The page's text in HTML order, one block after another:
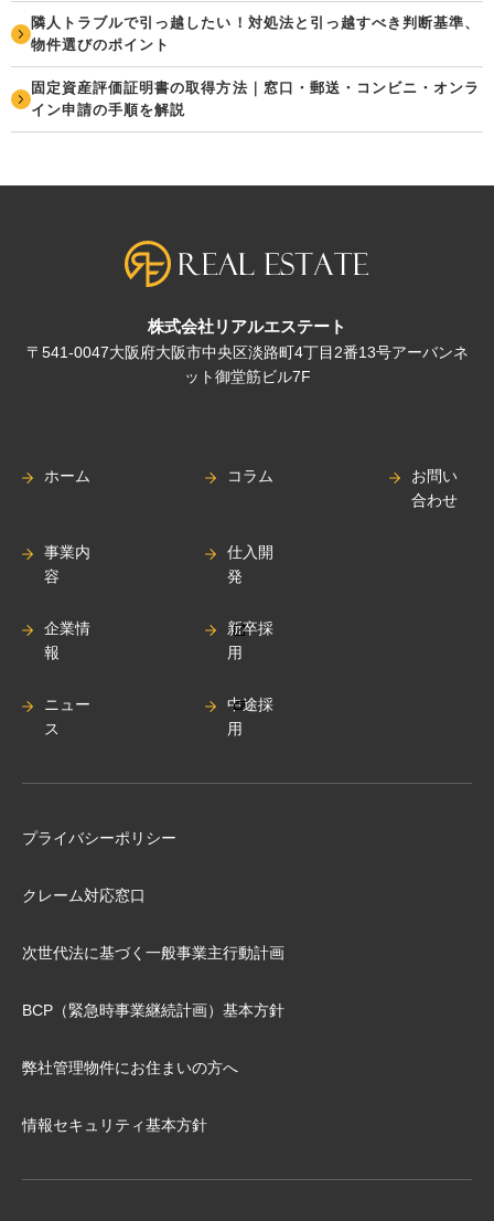
隣人トラブルで引っ越したい！対処法と引っ越すべき判断基準、
物件選びのポイント
固定資産評価証明書の取得方法｜窓口・郵送・コンビニ・オンラ
イン申請の手順を解説
株式会社リアルエステート
〒541-0047大阪府大阪市中央区淡路町4丁目2番13号アーバンネ
ット御堂筋ビル7F
ホーム
事業内
容
企業情
報
ニュー
ス
コラム
仕入開
発
新卒採
用
中途採
用
お問い
合わせ
プライバシーポリシー
クレーム対応窓口
次世代法に基づく⼀般事業主⾏動計画
BCP（緊急時事業継続計画）基本⽅針
弊社管理物件にお住まいの⽅へ
情報セキュリティ基本方針